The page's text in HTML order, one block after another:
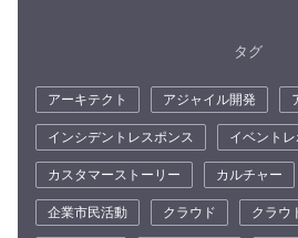
タグ
アーキテクト アジャイル開発
インシデントレスポンス
イベントレ
カスタマーストーリー
カルチャー
企業市民活動
クラウド
クラウ